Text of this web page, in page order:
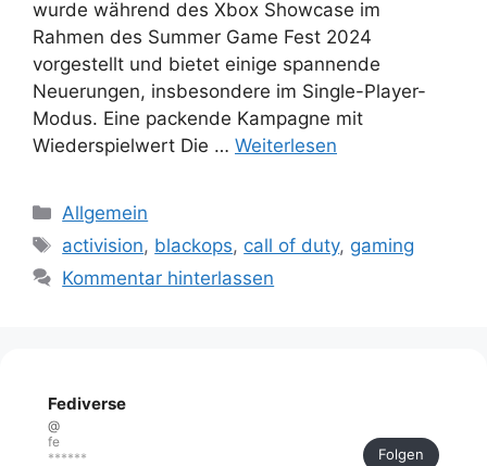
wurde während des Xbox Showcase im
Rahmen des Summer Game Fest 2024
vorgestellt und bietet einige spannende
Neuerungen, insbesondere im Single-Player-
Modus. Eine packende Kampagne mit
Wiederspielwert Die … Weiterlesen
Kategorien
Allgemein
Schlagwörter
activision, blackops, call of duty, gaming
Kommentar hinterlassen
Fediverse
@
fe
******
Folgen